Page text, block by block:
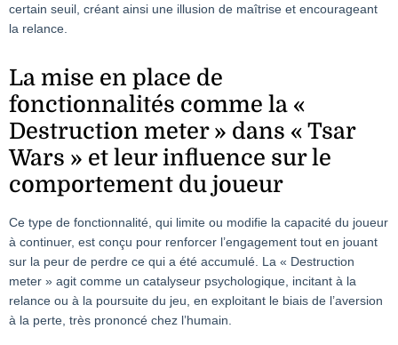
certain seuil, créant ainsi une illusion de maîtrise et encourageant
la relance.
La mise en place de
fonctionnalités comme la «
Destruction meter » dans « Tsar
Wars » et leur influence sur le
comportement du joueur
Ce type de fonctionnalité, qui limite ou modifie la capacité du joueur
à continuer, est conçu pour renforcer l’engagement tout en jouant
sur la peur de perdre ce qui a été accumulé. La « Destruction
meter » agit comme un catalyseur psychologique, incitant à la
relance ou à la poursuite du jeu, en exploitant le biais de l’aversion
à la perte, très prononcé chez l’humain.